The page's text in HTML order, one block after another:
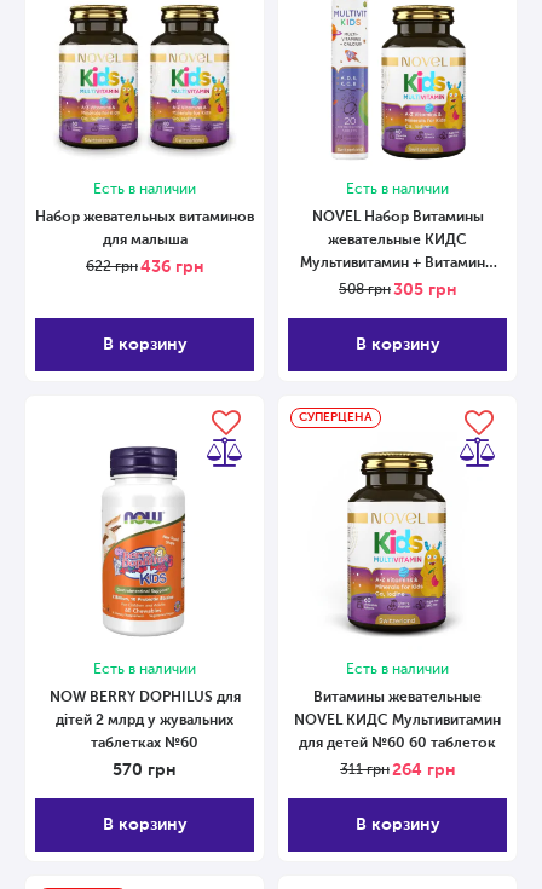
Есть в наличии
Набор жевательных витаминов
для малыша
622грн 436 грн
В корзину
Есть в наличии
NOVEL Набор Витамины
жевательные КИДС
Мультивитамин + Витамины
шипучие Multivit Kids
508грн 305 грн
В корзину
Есть в наличии
NOW BERRY DOPHILUS для
дітей 2 млрд у жувальних
таблетках №60
570 грн
В корзину
СУПЕРЦЕНА
Есть в наличии
Витамины жевательные
NOVEL КИДС Мультивитамин
для детей №60 60 таблеток
311грн 264 грн
В корзину